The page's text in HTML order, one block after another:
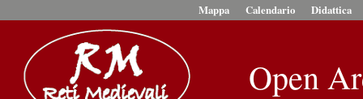
Mappa Calendario Didattica
Open